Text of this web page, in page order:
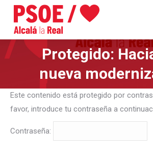
Protegido:
nueva
Este contenido está protegido por
favor, introduce tu contraseña a
Contraseña: